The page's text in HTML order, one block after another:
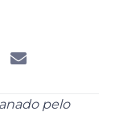
pelo